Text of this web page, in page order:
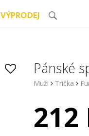
VÝPRODEJ
Pánské
Muži Trička
212